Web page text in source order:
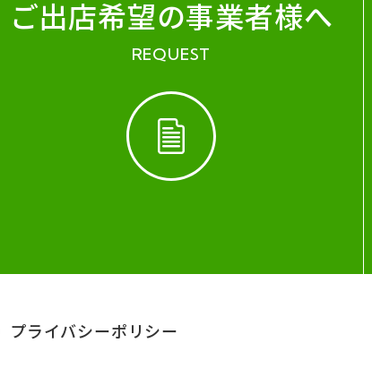
ご出店希望の事業者様へ
REQUEST
プライバシーポリシー